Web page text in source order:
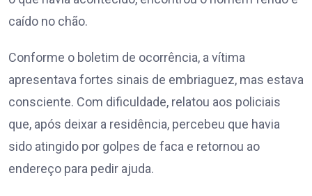
caído no chão.
Conforme o boletim de ocorrência, a vítima
apresentava fortes sinais de embriaguez, mas estava
consciente. Com dificuldade, relatou aos policiais
que, após deixar a residência, percebeu que havia
sido atingido por golpes de faca e retornou ao
endereço para pedir ajuda.